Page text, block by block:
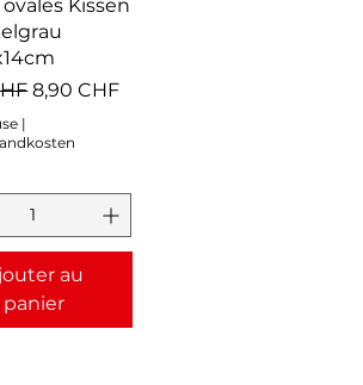
Kissen
Prix promotionnel
8,90 CHF
|
au
panier